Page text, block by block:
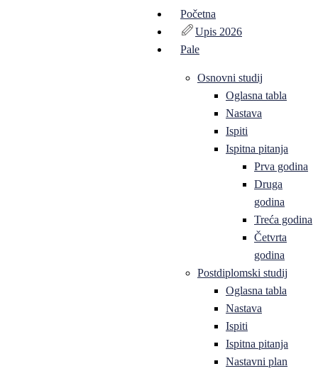
Početna
Upis 2026
Pale
Osnovni studij
Oglasna tabla
Nastava
Ispiti
Ispitna pitanja
Prva godina
Druga
godina
Treća godina
Četvrta
godina
Postdiplomski studij
Oglasna tabla
Nastava
Ispiti
Ispitna pitanja
Nastavni plan